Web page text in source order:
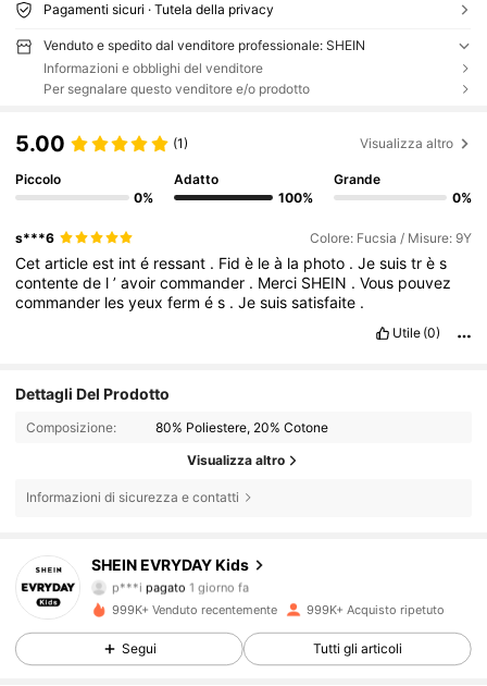
Pagamenti sicuri · Tutela della privacy
Venduto e spedito dal venditore professionale: SHEIN
Informazioni e obblighi del venditore
Per segnalare questo venditore e/o prodotto
5.00 (1) Visualizza altro
Piccolo
0%
Adatto
100%
Grande
0%
s***6 Colore: Fucsia / Misure: 9Y
Cetarticleest inté ressant . Fidè leà la photo .Jesuistrès
contentede l’avoircommander . Merci SHEIN .Vous pouvez
commander lesyeuxfermés .Jesuissatisfaite .
Utile (0)
Dettagli Del Prodotto
Composizione: 80% Poliestere, 20% Cotone
Visualizza altro
Informazioni di sicurezza e contatti
SHEIN EVRYDAY Kids
4.90
427K Follower
p***i pagato
1 giorno fa
n***i
segue 5 ore fa
4.90 427K Follower
999K+ Venduto recentemente 999K+ Acquisto ripetuto
Segui Tutti gli articoli